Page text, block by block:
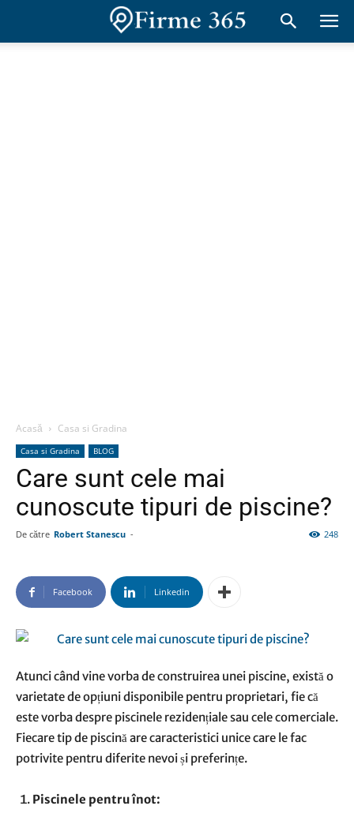
Acasă Casa si Gradina
Casa si Gradina BLOG
Care sunt cele mai
cunoscute tipuri de piscine?
De către Robert Stanescu - 248
Facebook Linkedin
Atunci când vine vorba de construirea unei piscine, există o
varietate de opțiuni disponibile pentru proprietari, fie că
este vorba despre piscinele rezidențiale sau cele comerciale.
Fiecare tip de piscină are caracteristici unice care le fac
potrivite pentru diferite nevoi și preferințe.
Piscinele pentru înot: